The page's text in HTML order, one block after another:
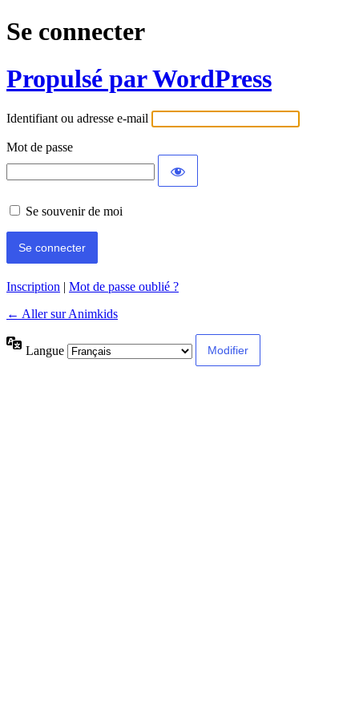
Se connecter
Propulsé par WordPress
Identifiant ou adresse e-mail
Mot de passe
Se souvenir de moi
Inscription | Mot de passe oublié ?
← Aller sur Animkids
Langue